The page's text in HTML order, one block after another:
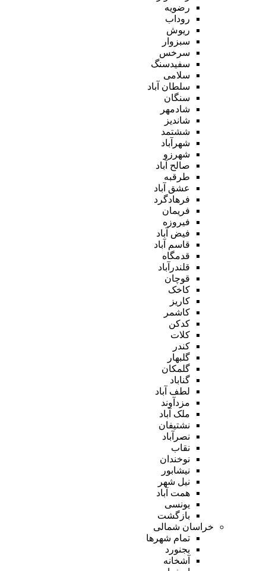
رضویه
روداب
ریوش
سبزوار
سرخس
سفیدسنگ
سلامی
سلطان آباد
سنگان
شادمهر
شاندیز
ششتمد
شهرآباد
شهرزو
صالح آباد
طرقبه
عشق آباد
فرهادگرد
فریمان
فیروزه
فیض آباد
قاسم آباد
قدمگاه
قلندرآباد
قوچان
کاخک
کاریز
کاشمر
کدکن
کلات
کندر
گلبهار
گلمکان
گناباد
لطف آباد
مزدآوند
ملک آباد
نشتیفان
نصرآباد
نقاب
نوخندان
نیشابور
نیل شهر
همت آباد
یونسی
بازگشت
خراسان شمالی
تمام شهر‌ها
بجنورد
آشخانه